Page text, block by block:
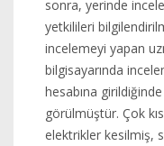
sonra, yerinde
yetkilileri
incelemeyi yapan
bilgisayarında
hesabına
görülmüştür. Çok
elektrikler kesilmiş,